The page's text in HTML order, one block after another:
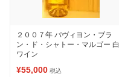
２００７年 パヴィヨン・ブラ
ン・ド・シャトー・マルゴー 白
ワイン
¥55,000 税込